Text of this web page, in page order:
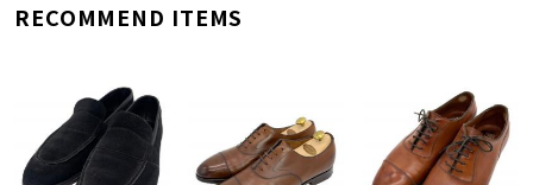
RECOMMEND ITEMS